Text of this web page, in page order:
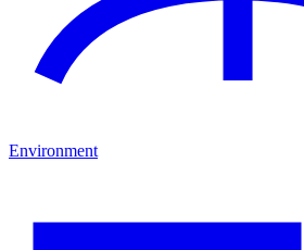
Environment